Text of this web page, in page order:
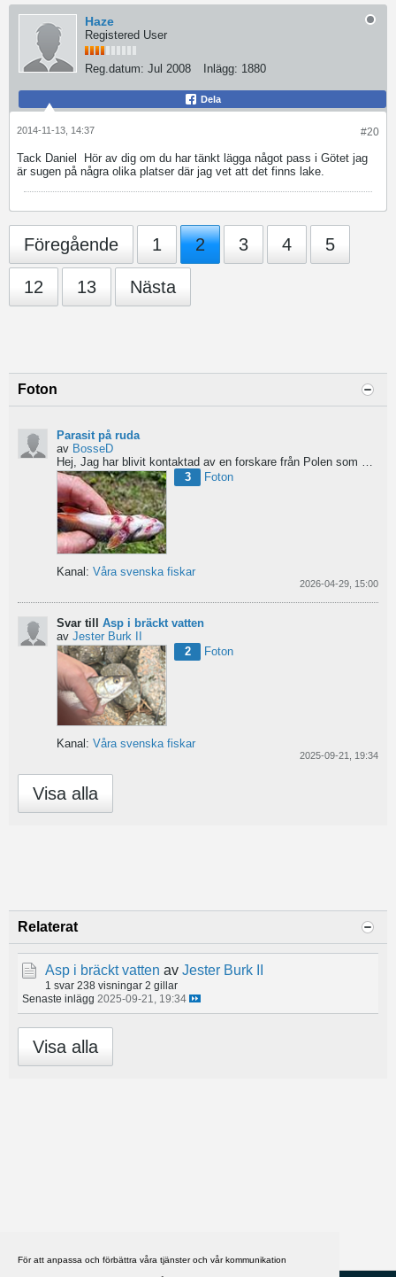
För att anpassa och förbättra våra tjänster och vår kommunikation
Haze
Registered User
Reg.datum: Jul 2008 Inlägg: 1880
Dela
#20
2014-11-13, 14:37
Tack Daniel
Hör av dig om du har tänkt lägga något pass i Götet jag
är sugen på några olika platser där jag vet att det finns lake.
Föregående 1 2 3 4 5
12 13 Nästa
Foton
Parasit på ruda
av BosseD
Hej, Jag har blivit kontaktad av en forskare från Polen som är på jakt efter material av...
3
Foton
Kanal: Våra svenska fiskar
2026-04-29, 15:00
Svar till Asp i bräckt vatten
av Jester Burk II
2
Foton
Kanal: Våra svenska fiskar
2025-09-21, 19:34
Visa alla
Relaterat
Asp i bräckt vatten av Jester Burk II
1 svar 238 visningar 2 gillar
Senaste inlägg 2025-09-21, 19:34
Visa alla